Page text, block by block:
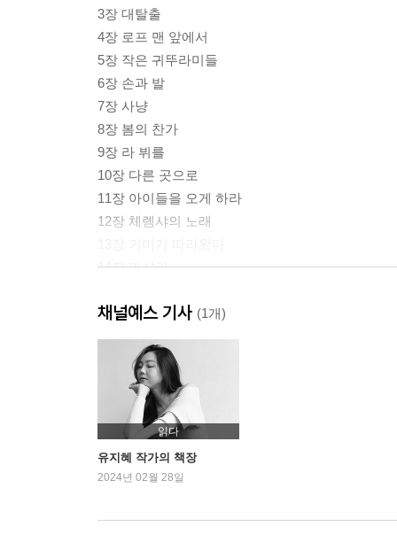
3장 대탈출
4장 로프 맨 앞에서
5장 작은 귀뚜라미들
6장 손과 발
7장 사냥
8장 봄의 찬가
9장 라 뷔를
10장 다른 곳으로
11장 아이들을 오게 하라
12장 체렘샤의 노래
14장 마샬라
감사의 말
출처에 관하여
채널예스 기사 (1개)
읽다
유지혜 작가의 책장
2024년 02월 28일